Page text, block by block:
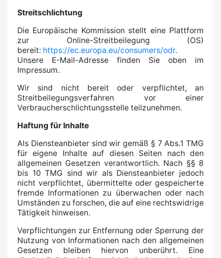
Streitschlichtung
Die Europäische Kommission stellt eine Plattform
zur Online-Streitbeilegung (OS)
bereit: https://ec.europa.eu/consumers/odr.
Unsere E-Mail-Adresse finden Sie oben im
Impressum.
Wir sind nicht bereit oder verpflichtet, an
Streitbeilegungsverfahren vor einer
Verbraucherschlichtungsstelle teilzunehmen.
Haftung für Inhalte
Als Diensteanbieter sind wir gemäß § 7 Abs.1 TMG
für eigene Inhalte auf diesen Seiten nach den
allgemeinen Gesetzen verantwortlich. Nach §§ 8
bis 10 TMG sind wir als Diensteanbieter jedoch
nicht verpflichtet, übermittelte oder gespeicherte
fremde Informationen zu überwachen oder nach
Umständen zu forschen, die auf eine rechtswidrige
Tätigkeit hinweisen.
Verpflichtungen zur Entfernung oder Sperrung der
Nutzung von Informationen nach den allgemeinen
Gesetzen bleiben hiervon unberührt. Eine